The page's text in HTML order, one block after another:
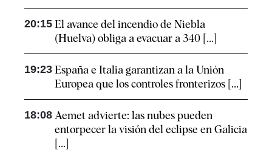
20:15 El avance del incendio de Niebla
(Huelva) obliga a evacuar a 340 [...]
19:23 España e Italia garantizan a la Unión
Europea que los controles fronterizos [...]
18:08 Aemet advierte: las nubes pueden
entorpecer la visión del eclipse en Galicia
[...]